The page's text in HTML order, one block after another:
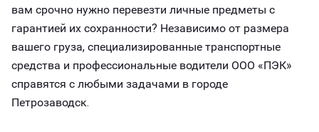
вам срочно нужно перевезти личные предметы с
гарантией их сохранности? Независимо от размера
вашего груза, специализированные транспортные
средства и профессиональные водители ООО «ПЭК»
справятся с любыми задачами в городе
Петрозаводск.